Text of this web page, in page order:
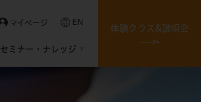
マイページ EN
セミナー・ナレッジ
体験クラス&説明会